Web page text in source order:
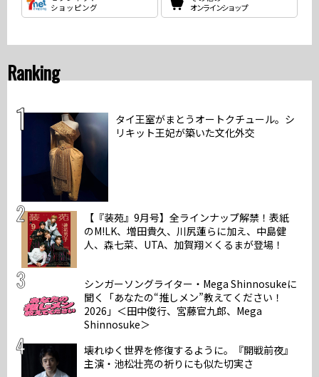
ショッピング
オンラインショップ
Ranking
タイ王室がまとうオートクチュール。シ
リキット王妃が築いた文化外交
【『装苑』9月号】全ラインナップ解禁！表紙
のM!LK、増田貴久、川尻蓮らに加え、中島健
人、森七菜、UTA、加賀翔×くるまが登場！
シンガーソングライター・Mega Shinnosukeに
聞く「あなたの“推しメン”教えてください！
2026」＜田中俊行、宮藤官九郎、Mega
Shinnosuke＞
壊れゆく世界を修復するように。『開戦前夜』
主演・池松壮亮の祈りにも似た切実さ